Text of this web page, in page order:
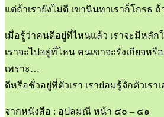
แต่ถ้าเรายังไม่ดี เขานินทาเราก็โกรธ
เมื่อรู้ว่าคนดีอยู่ที่ไหนแล้ว เราจะมีหลั
เราจะไปอยู่ที่ไหน คนเขาจะรังเกียจหรื
เพราะ…
ดีหรือชั่วอยู่ที่ตัวเรา เราย่อมรู้จักตัวเรา
จากหนังสือ : อุปลมณี หน้า ๔๐ – ๔๑